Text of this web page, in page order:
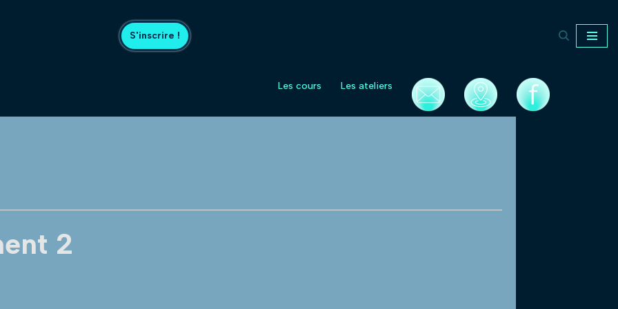
S'inscrire !
Les cours Les ateliers
2